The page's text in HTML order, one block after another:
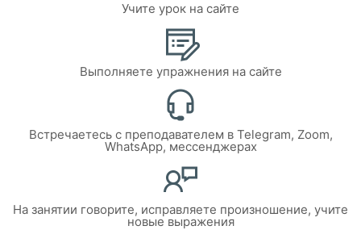
Учите урок на сайте
Выполняете упражнения на сайте
Встречаетесь с преподавателем в Telegram, Zoom,
WhatsApp, мессенджерах
На занятии говорите, исправляете произношение, учите
новые выражения